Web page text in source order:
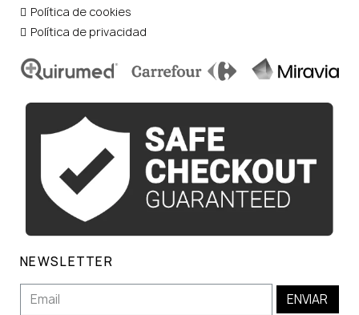
Política de cookies
Política de privacidad
NEWSLETTER
ENVIAR